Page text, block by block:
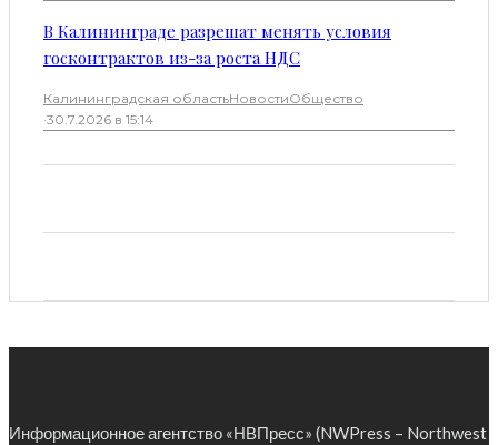
В Калининграде разрешат менять условия
госконтрактов из-за роста НДС
Калининградская областьНовостиОбщество
·30.7.2026 в 15:14
Информационное агентство «НВПресс» (NWPress – Northwest